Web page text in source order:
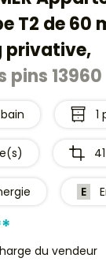
T2 de 60
privative,
pins 13960
1
E
du vendeur